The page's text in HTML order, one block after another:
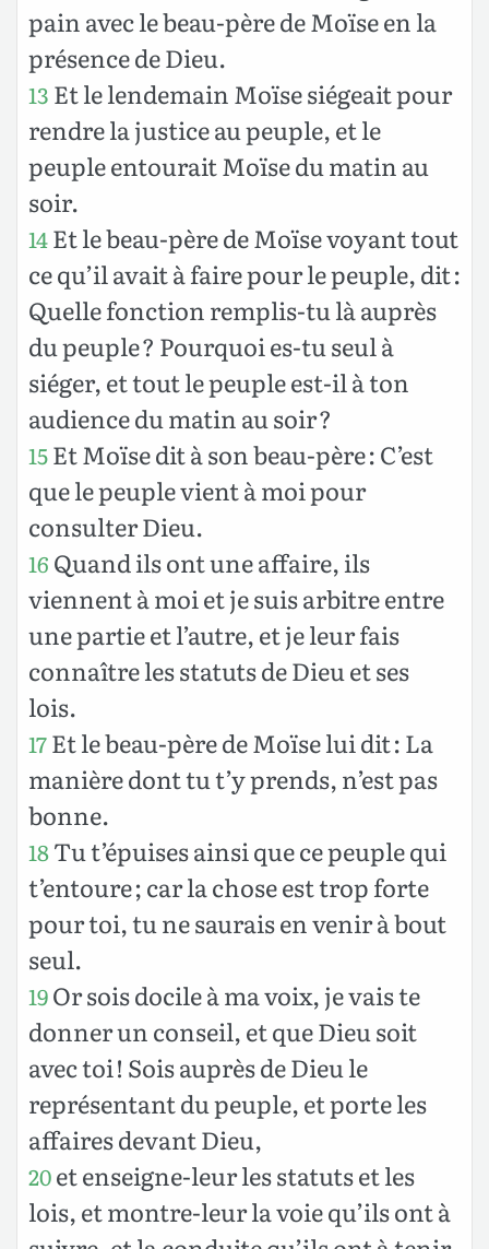
pain avec le beau-père de Moïse en la
présence de Dieu.
13 Et le lendemain Moïse siégeait pour
rendre la justice au peuple, et le
peuple entourait Moïse du matin au
soir.
14Et le beau-père de Moïse voyant tout
ce qu’il avait à faire pour le peuple, dit :
Quelle fonction remplis-tu là auprès
du peuple ? Pourquoi es-tu seul à
siéger, et tout le peuple est-il à ton
audience du matin au soir ?
15Et Moïse dit à son beau-père : C’est
que le peuple vient à moi pour
consulter Dieu.
16 Quand ils ont une affaire, ils
viennent à moi et je suis arbitre entre
une partie et l’autre, et je leur fais
connaître les statuts de Dieu et ses
lois.
17Et le beau-père de Moïse lui dit : La
manière dont tu t’y prends, n’est pas
bonne.
18Tu t’épuises ainsi que ce peuple qui
t’entoure ; car la chose est trop forte
pour toi, tu ne saurais en venir à bout
seul.
19Or sois docile à ma voix, je vais te
donner un conseil, et que Dieu soit
avec toi ! Sois auprès de Dieu le
représentant du peuple, et porte les
affaires devant Dieu,
20et enseigne-leur les statuts et les
lois, et montre-leur la voie qu’ils ont à